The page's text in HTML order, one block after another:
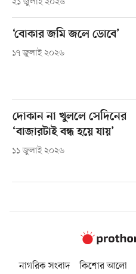
‘বোকার জমি জলে ডোবে’
১৭ জুলাই ২০২৬
দোকান না খুললে সেদিনের
‘বাজারটাই বন্ধ হয়ে যায়’
১১ জুলাই ২০২৬
নাগরিক সংবাদ কিশোর আলো